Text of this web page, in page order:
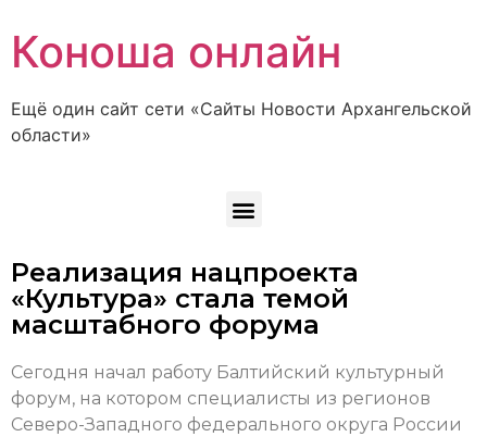
Коноша онлайн
Ещё один сайт сети «Сайты Новости Архангельской
области»
Реализация нацпроекта
«Культура» стала темой
масштабного форума
Сегодня начал работу Балтийский культурный
форум, на котором специалисты из регионов
Северо-Западного федерального округа России